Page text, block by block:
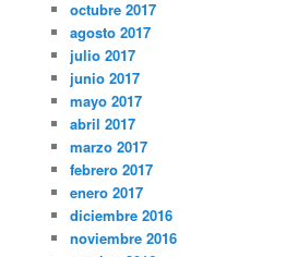
octubre 2017
agosto 2017
julio 2017
junio 2017
mayo 2017
abril 2017
marzo 2017
febrero 2017
enero 2017
diciembre 2016
noviembre 2016